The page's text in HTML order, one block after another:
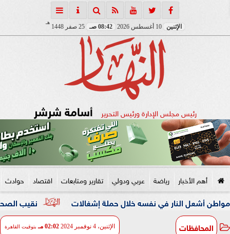
الإثنين 10 أغسطس 2026 08:42 صـ 25 صفر 1448
هـ
رئيس مجلس الإدارة ورئيس التحرير أسامة شرشر
أهم الأخبار رياضة عربي ودولي تقارير ومتابعات اقتصاد حوادث
نقيب الصحفيين في نفسه خلال حملة إشغالات
المحافظات الإثنين، 4 نوفمبر 2024 02:02 مـ بتوقيت القاهرة